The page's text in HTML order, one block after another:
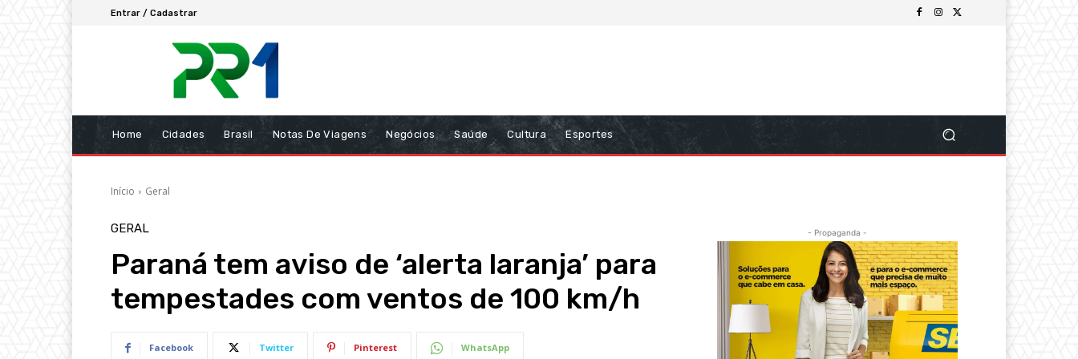
Entrar / Cadastrar
Home Cidades Brasil Notas De Viagens Negócios Saúde Cultura Esportes
Início Geral
GERAL
Paraná tem aviso de ‘alerta laranja’ para
tempestades com ventos de 100 km/h
Facebook Twitter Pinterest WhatsApp
- Propaganda -